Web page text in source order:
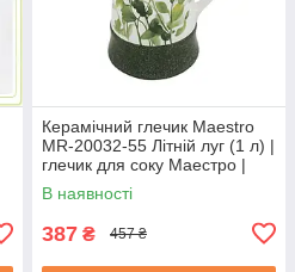
Керамічний глечик Maestro
MR-20032-55 Літній луг (1 л) |
глечик для соку Маестро |
ємність для води Маестро
В наявності
387 ₴ 457 ₴